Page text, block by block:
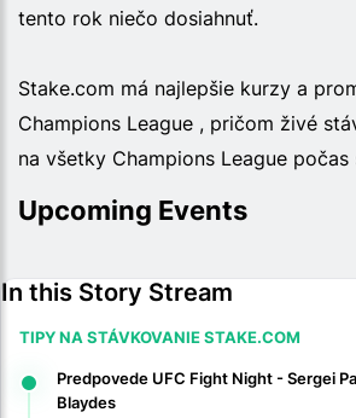
tento rok niečo dosiahnuť.
Stake.com má najlepšie kurzy a
Champions League , pričom živé
na všetky Champions League počas
Upcoming Events
In this Story Stream
TIPY NA STÁVKOVANIE STAKE.COM
Predpovede UFC Fight Night - Sergei
Blaydes